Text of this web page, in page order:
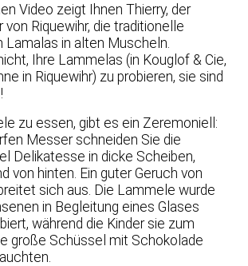
Video zeigt Ihnen Thierry, der
von Riquewihr, die traditionelle
Lamalas in alten Muscheln.
Ihre Lammelas (in Kouglof & Cie,
in Riquewihr) zu probieren, sie sind
zu essen, gibt es ein Zeremoniell:
Messer schneiden Sie die
Delikatesse in dicke Scheiben,
von hinten. Ein guter Geruch von
sich aus. Die Lammele wurde
in Begleitung eines Glases
während die Kinder sie zum
große Schüssel mit Schokolade